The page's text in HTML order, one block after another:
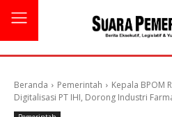
Beranda Pemerintah
Kepala BPOM
Digitalisasi PT IHI, Dorong Industri